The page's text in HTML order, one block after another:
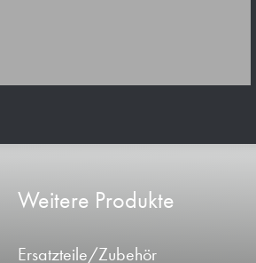
Weitere Produkte
Ersatzteile/Zubehör